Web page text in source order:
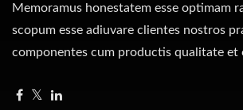
Memoramus honestatem esse optimam
scopum esse adiuvare clientes nostros
componentes cum productis qualitate et